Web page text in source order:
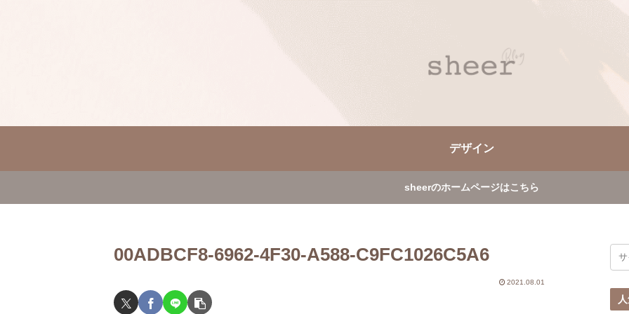
デザイン
sheerのホームページはこちら
00ADBCF8-6962-4F30-A588-C9FC1026C5A6
2021.08.01